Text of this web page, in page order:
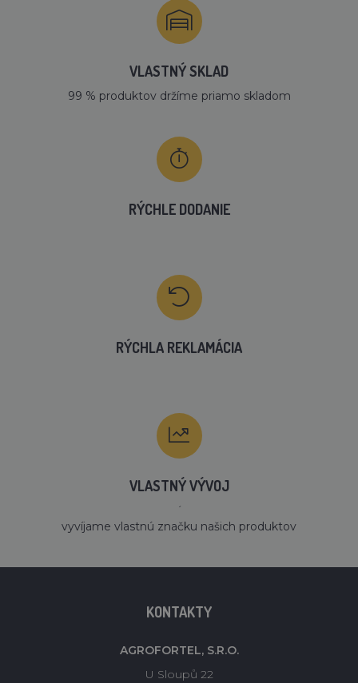
VLASTNÝ SKLAD
99 % produktov držíme priamo skladom
RÝCHLE DODANIE
RÝCHLA REKLAMÁCIA
VLASTNÝ VÝVOJ
´
vyvíjame vlastnú značku našich produktov
KONTAKTY
AGROFORTEL, S.R.O.
U Sloupů 22